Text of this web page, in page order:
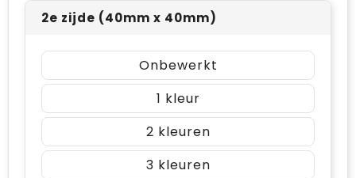
2e zijde (40mm x 40mm)
Onbewerkt
1
2
3